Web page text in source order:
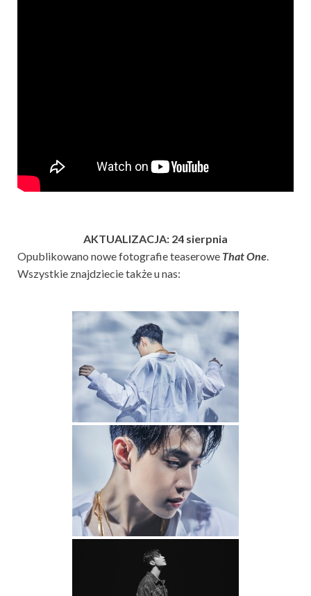
AKTUALIZACJA: 24 sierpnia
Opublikowano nowe fotografie teaserowe That One.
Wszystkie znajdziecie także u nas: